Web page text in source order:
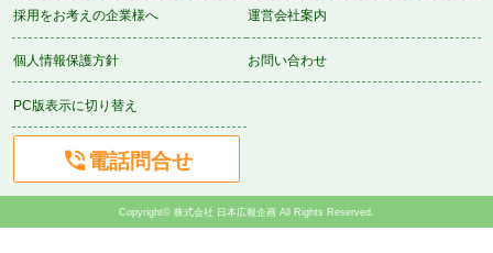
採用をお考えの企業様へ 運営会社案内
個人情報保護方針 お問い合わせ
PC版表示に切り替え
電話問合せ
Copyright© 株式会社 日本広報企画 All Rights Reserved.